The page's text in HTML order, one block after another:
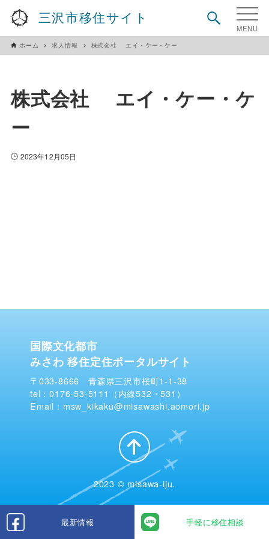
三沢市移住サイト
最新情報 手軽に移住相談
ホーム 求人情報 株式会社 エイ・ケー・ケー
株式会社 エイ・ケー・ケ
ー
2023年12月05日
国際文化都市
みさわ 移住定住ポータルサイト
〒033-8666 青森県三沢市桜町1-1-38
tel：0176-53-5111（内線532・531）
Email：msw_kikaku@misawashi.aomori.jp
2023 © misawa-iju.